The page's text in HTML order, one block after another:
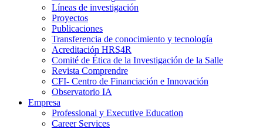
Líneas de investigación
Proyectos
Publicaciones
Transferencia de conocimiento y tecnología
Acreditación HRS4R
Comité de Ética de la Investigación de la Salle
Revista Comprendre
CFI- Centro de Financiación e Innovación
Observatorio IA
Empresa
Professional y Executive Education
Career Services